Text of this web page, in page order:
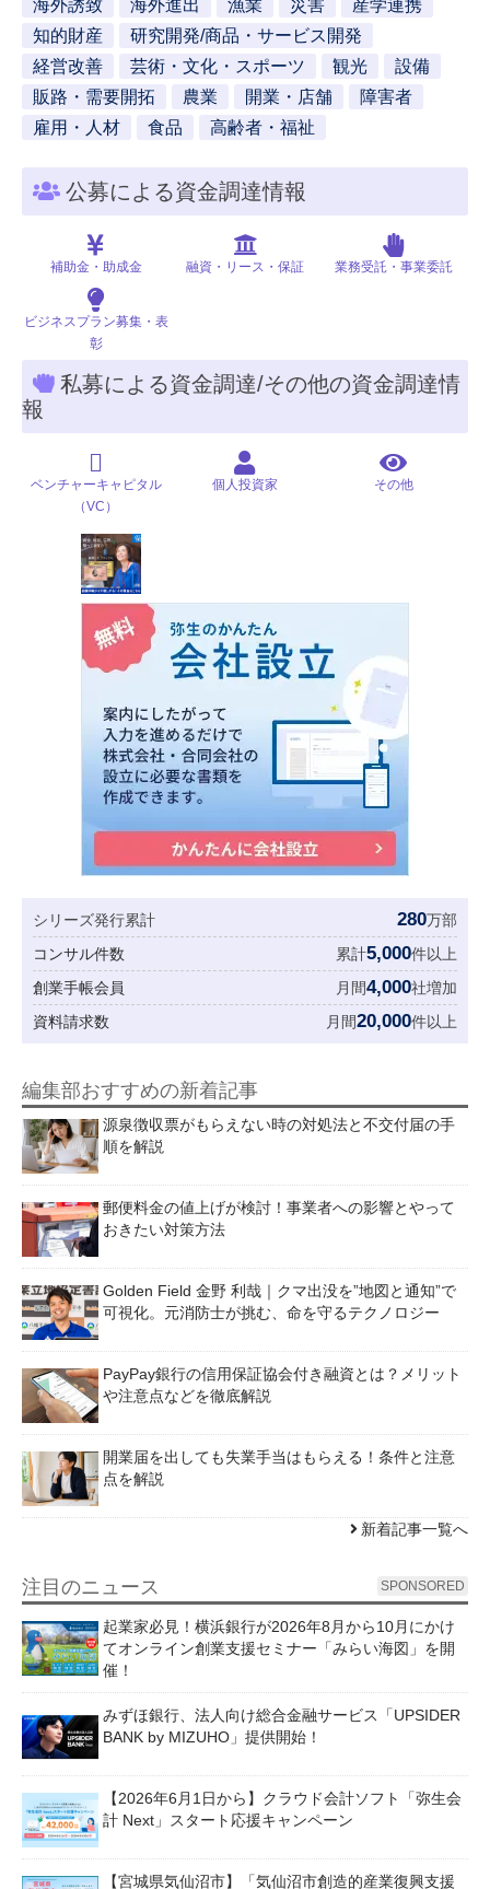
海外誘致
海外進出 漁業 災害
産学連携
知的財産
研究開発/商品・サービス開発
経営改善
芸術・文化・スポーツ 観光
設備
販路・需要開拓
農業 開業・店舗
障害者
雇用・人材
食品 高齢者・福祉
公募による資金調達情報
補助金・助成金 融資・リース・保証 業務受託・事業委託
ビジネスプラン募集・表
彰
私募による資金調達/その他の資金調達情
報
ベンチャーキャピタル
（VC）
個人投資家 その他
シリーズ発行累計 280万部
コンサル件数
累計5,000件以上
創業手帳会員
月間4,000社増加
資料請求数
月間20,000件以上
編集部おすすめの新着記事
源泉徴収票がもらえない時の対処法と不交付届の手
順を解説
郵便料金の値上げが検討！事業者への影響とやって
おきたい対策方法
Golden Field 金野 利哉｜クマ出没を”地図と通知”で
可視化。元消防士が挑む、命を守るテクノロジー
PayPay銀行の信用保証協会付き融資とは？メリット
や注意点などを徹底解説
開業届を出しても失業手当はもらえる！条件と注意
点を解説
新着記事一覧へ
注目のニュース SPONSORED
起業家必見！横浜銀行が2026年8月から10月にかけ
てオンライン創業支援セミナー「みらい海図」を開
催！
みずほ銀行、法人向け総合金融サービス「UPSIDER
BANK by MIZUHO」提供開始！
【2026年6月1日から】クラウド会計ソフト「弥生会
計 Next」スタート応援キャンペーン
【宮城県気仙沼市】「気仙沼市創造的産業復興支援